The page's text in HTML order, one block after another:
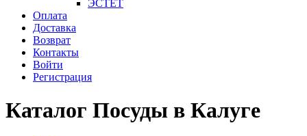
ЭСТЕТ
Оплата
Доставка
Возврат
Контакты
Войти
Регистрация
Каталог Посуды в Калуге